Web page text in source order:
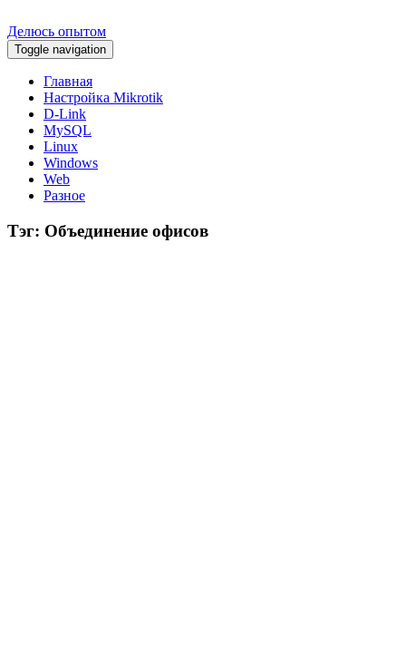
Делюсь опытом
Toggle navigation
Главная
Настройка Mikrotik
D-Link
MySQL
Linux
Windows
Web
Разное
Тэг: Объединение офисов